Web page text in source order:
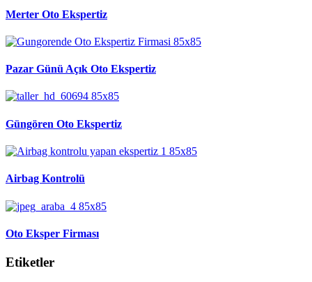
Merter Oto Ekspertiz
Pazar Günü Açık Oto Ekspertiz
Güngören Oto Ekspertiz
Airbag Kontrolü
Oto Eksper Firması
Etiketler